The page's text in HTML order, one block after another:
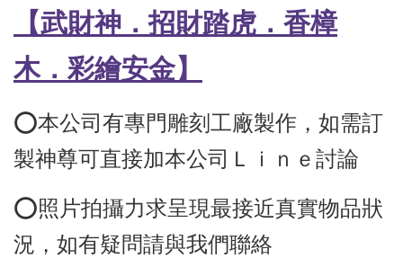
【武財神．招財踏虎．香樟
木．彩繪安金】
⭕️本公司有專門雕刻工廠製作，如需訂
製神尊可直接加本公司Ｌｉｎｅ討論
⭕️照片拍攝力求呈現最接近真實物品狀
況，如有疑問請與我們聯絡